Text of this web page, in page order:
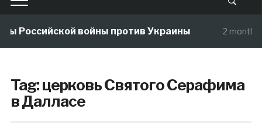
Российской войны против Украины 2 months
Tag:церковь Святого Серафима
в Далласе